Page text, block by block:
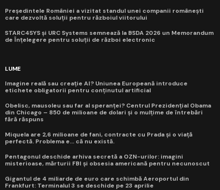
Președintele României a vizitat standul unei companii românești
care dezvoltă soluții pentru războiul viitorului
STARC4SYS și URC Systems semnează la BSDA 2026 un Memorandum
de Înțelegere pentru soluții de război electronic
LUME
Imagine reală sau creație AI? Uniunea Europeană introduce
etichete obligatorii pentru conținutul artificial
Obelisc, mausoleu sau far al speranței? Centrul Prezidențial Obama
din Chicago – 850 de milioane de dolari și o mulțime de întrebări
fără răspuns
Miquela are 2,6 milioane de fani, contracte cu Prada și o viață
perfectă. Problema e... că nu există.
Pentagonul deschide arhiva secretă a OZN-urilor: imagini
misterioase, mărturii FBI și obsesia americană pentru necunoscut
Gigantul de 4 miliarde de euro care schimbă Aeroportul din
Frankfurt: Terminalul 3 se deschide pe 23 aprilie